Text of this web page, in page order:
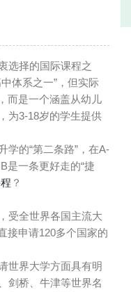
选择的国际课程之
体系之一”，但实际
而是一个涵盖从幼儿
为3-18岁的学生提供
的“第二条路”，在A-
是一条更好走的“捷
？
受全世界各国主流大
接申请120多个国家的
世界大学方面具有明
剑桥、牛津等世界名